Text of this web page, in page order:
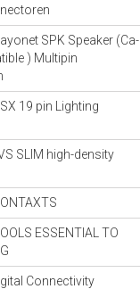
SPK Speaker (Ca-
) Multipin
19 pin Lighting
SLIM high-density
ESSENTIAL TO
Connectivity